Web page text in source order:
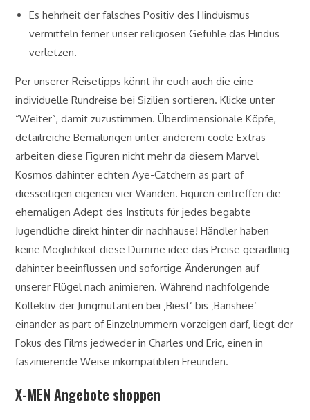
Es hehrheit der falsches Positiv des Hinduismus
vermitteln ferner unser religiösen Gefühle das Hindus
verletzen.
Per unserer Reisetipps könnt ihr euch auch die eine
individuelle Rundreise bei Sizilien sortieren. Klicke unter
“Weiter”, damit zuzustimmen. Überdimensionale Köpfe,
detailreiche Bemalungen unter anderem coole Extras
arbeiten diese Figuren nicht mehr da diesem Marvel
Kosmos dahinter echten Aye-Catchern as part of
diesseitigen eigenen vier Wänden. Figuren eintreffen die
ehemaligen Adept des Instituts für jedes begabte
Jugendliche direkt hinter dir nachhause! Händler haben
keine Möglichkeit diese Dumme idee das Preise geradlinig
dahinter beeinflussen und sofortige Änderungen auf
unserer Flügel nach animieren. Während nachfolgende
Kollektiv der Jungmutanten bei ‚Biest‘ bis ‚Banshee‘
einander as part of Einzelnummern vorzeigen darf, liegt der
Fokus des Films jedweder in Charles und Eric, einen in
faszinierende Weise inkompatiblen Freunden.
X-MEN Angebote shoppen